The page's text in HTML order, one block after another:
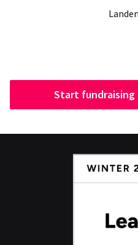
Start fundraising